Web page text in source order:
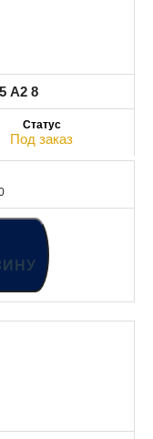
A2 8
Под заказ